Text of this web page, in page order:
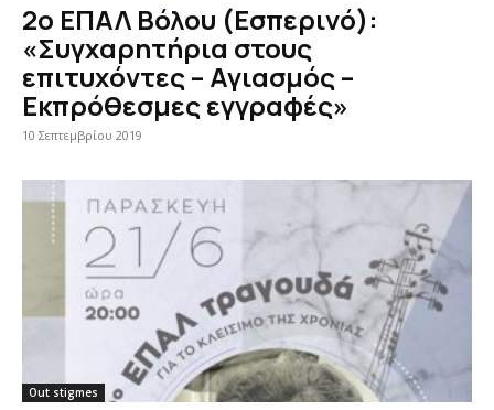
2ο ΕΠΑΛ Βόλου (Εσπερινό):
«Συγχαρητήρια στους
επιτυχόντες – Αγιασμός –
Εκπρόθεσμες εγγραφές»
10 Σεπτεμβρίου 2019
Out stigmes